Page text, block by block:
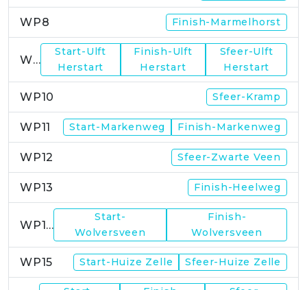
WP8 Finish-Marmelhorst
WP9
Start-Ulft
Herstart
Finish-Ulft
Herstart
Sfeer-Ulft
Herstart
WP10 Sfeer-Kramp
WP11 Start-Markenweg Finish-Markenweg
WP12 Sfeer-Zwarte Veen
WP13 Finish-Heelweg
WP14
Start-
Wolversveen
Finish-
Wolversveen
WP15 Start-Huize Zelle Sfeer-Huize Zelle